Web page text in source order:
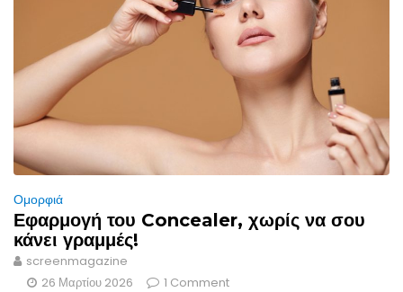
Ομορφιά
Εφαρμογή του Concealer, χωρίς να σου
κάνει γραμμές!
screenmagazine
26 Μαρτίου 2026
1 Comment